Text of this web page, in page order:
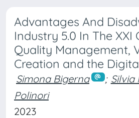
Advantages And
Industry 5.0 In The XXI
Quality Management,
Creation and the
Simona Bigerna ; Silvia
Polinori
2023